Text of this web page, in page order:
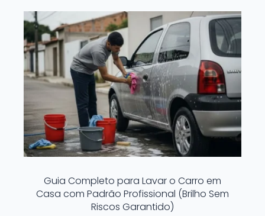
Guia Completo para Lavar o Carro em
Casa com Padrão Profissional (Brilho Sem
Riscos Garantido)